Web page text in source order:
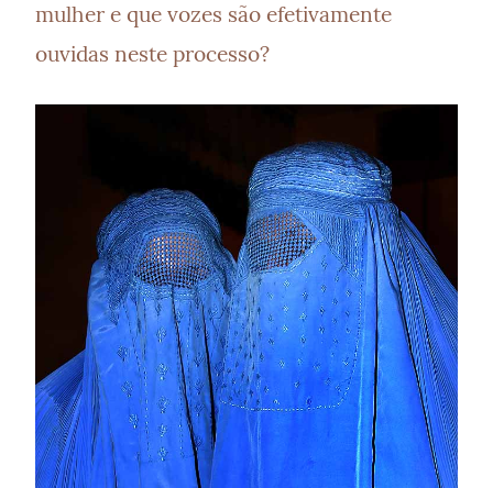
mulher e que vozes são efetivamente
ouvidas neste processo?